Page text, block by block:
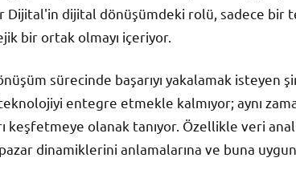
dijital dönüşümdeki rolü, sadece bir
bir ortak olmayı içeriyor.
sürecinde başarıyı yakalamak isteyen
entegre etmekle kalmıyor; aynı
keşfetmeye olanak tanıyor. Özellikle veri
dinamiklerini anlamalarına ve buna